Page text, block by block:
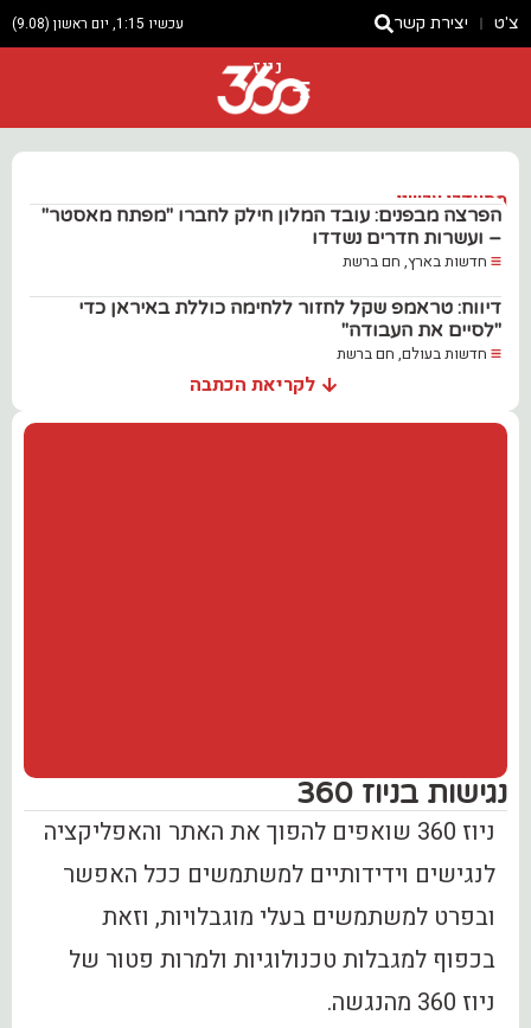
צ'ט יצירת קשר עכשיו 1:15, יום ראשון (9.08)
ניוז
מתעדכן עכשיו..
הפרצה מבפנים: עובד המלון חילק לחברו "מפתח מאסטר"
– ועשרות חדרים נשדדו
חדשות בארץ, חם ברשת
דיווח: טראמפ שקל לחזור ללחימה כוללת באיראן כדי
"לסיים את העבודה"
חדשות בעולם, חם ברשת
לקריאת הכתבה
נגישות בניוז 360
ניוז 360 שואפים להפוך את האתר והאפליקציה
לנגישים וידידותיים למשתמשים ככל האפשר
ובפרט למשתמשים בעלי מוגבלויות, וזאת
בכפוף למגבלות טכנולוגיות ולמרות פטור של
ניוז 360 מהנגשה.